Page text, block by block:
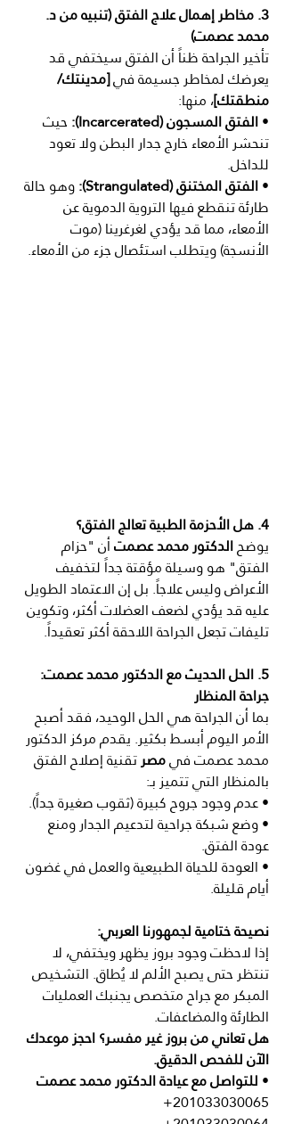
3. مخاطر إهمال علاج الفتق (تنبيه من د.
محمد عصمت)
تأخير الجراحة ظناً أن الفتق سيختفي قد
يعرضك لمخاطر جسيمة في [مدينتك/
منطقتك]، منها:
• الفتق المسجون (Incarcerated): حيث
تنحشر الأمعاء خارج جدار البطن ولا تعود
للداخل.
• الفتق المختنق (Strangulated): وهو حالة
طارئة تنقطع فيها التروية الدموية عن
الأمعاء، مما قد يؤدي لغرغرينا (موت
الأنسجة) ويتطلب استئصال جزء من الأمعاء.
4. هل الأحزمة الطبية تعالج الفتق؟
يوضح الدكتور محمد عصمت أن "حزام
الفتق" هو وسيلة مؤقتة جداً لتخفيف
الأعراض وليس علاجاً. بل إن الاعتماد الطويل
عليه قد يؤدي لضعف العضلات أكثر، وتكوين
تليفات تجعل الجراحة اللاحقة أكثر تعقيداً.
5. الحل الحديث مع الدكتور محمد عصمت:
جراحة المنظار
بما أن الجراحة هي الحل الوحيد، فقد أصبح
الأمر اليوم أبسط بكثير. يقدم مركز الدكتور
محمد عصمت في مصر تقنية إصلاح الفتق
بالمنظار التي تتميز بـ:
• عدم وجود جروح كبيرة (ثقوب صغيرة جداً).
• وضع شبكة جراحية لتدعيم الجدار ومنع
عودة الفتق.
• العودة للحياة الطبيعية والعمل في غضون
أيام قليلة.
نصيحة ختامية لجمهورنا العربي:
إذا لاحظت وجود بروز يظهر ويختفي، لا
تنتظر حتى يصبح الألم لا يُطاق. التشخيص
المبكر مع جراح متخصص يجنبك العمليات
الطارئة والمضاعفات.
هل تعاني من بروز غير مفسر؟ احجز موعدك
الآن للفحص الدقيق.
• للتواصل مع عيادة الدكتور محمد عصمت
+201033030065